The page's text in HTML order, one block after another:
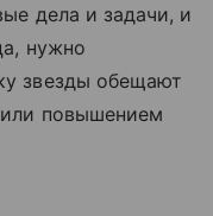
дела и задачи, и
нужно
звезды обещают
повышением